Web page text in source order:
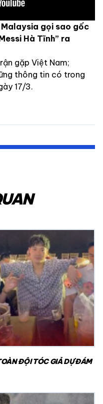
gọi sao gốc
Hà Tĩnh” ra
gặp Việt Nam;
thông tin có trong
17/3.
ĐỘI TÓC GIẢ DỰ ĐÁM